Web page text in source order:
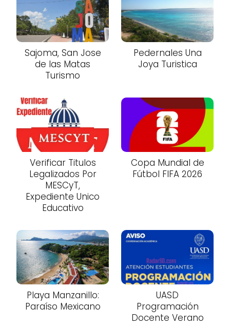
Sajoma, San Jose
de las Matas
Turismo
Pedernales Una
Joya Turistica
Verificar Titulos
Legalizados Por
MESCyT,
Expediente Unico
Educativo
Copa Mundial de
Fútbol FIFA 2026
Playa Manzanillo:
Paraíso Mexicano
UASD
Programación
Docente Verano